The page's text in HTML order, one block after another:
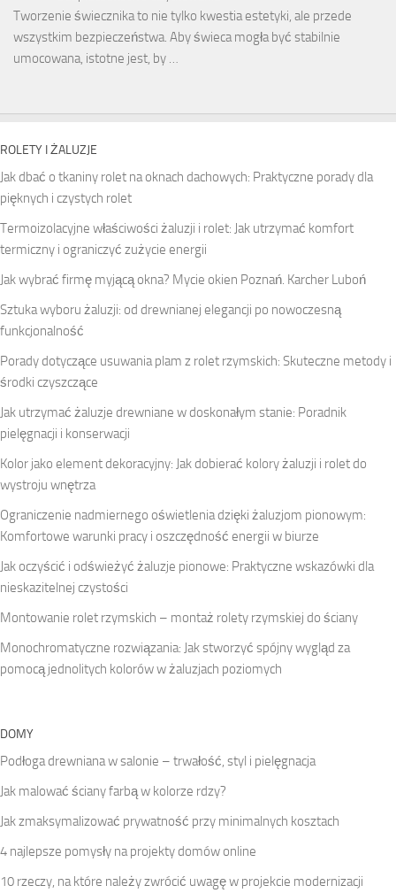
Tworzenie świecznika to nie tylko kwestia estetyki, ale przede
wszystkim bezpieczeństwa. Aby świeca mogła być stabilnie
umocowana, istotne jest, by …
ROLETY I ŻALUZJE
Jak dbać o tkaniny rolet na oknach dachowych: Praktyczne porady dla
pięknych i czystych rolet
Termoizolacyjne właściwości żaluzji i rolet: Jak utrzymać komfort
termiczny i ograniczyć zużycie energii
Jak wybrać firmę myjącą okna? Mycie okien Poznań. Karcher Luboń
Sztuka wyboru żaluzji: od drewnianej elegancji po nowoczesną
funkcjonalność
Porady dotyczące usuwania plam z rolet rzymskich: Skuteczne metody i
środki czyszczące
Jak utrzymać żaluzje drewniane w doskonałym stanie: Poradnik
pielęgnacji i konserwacji
Kolor jako element dekoracyjny: Jak dobierać kolory żaluzji i rolet do
wystroju wnętrza
Ograniczenie nadmiernego oświetlenia dzięki żaluzjom pionowym:
Komfortowe warunki pracy i oszczędność energii w biurze
Jak oczyścić i odświeżyć żaluzje pionowe: Praktyczne wskazówki dla
nieskazitelnej czystości
Montowanie rolet rzymskich – montaż rolety rzymskiej do ściany
Monochromatyczne rozwiązania: Jak stworzyć spójny wygląd za
pomocą jednolitych kolorów w żaluzjach poziomych
DOMY
Podłoga drewniana w salonie – trwałość, styl i pielęgnacja
Jak malować ściany farbą w kolorze rdzy?
Jak zmaksymalizować prywatność przy minimalnych kosztach
4 najlepsze pomysły na projekty domów online
10 rzeczy, na które należy zwrócić uwagę w projekcie modernizacji